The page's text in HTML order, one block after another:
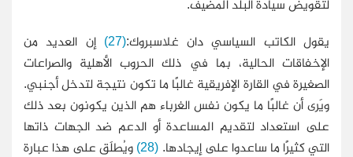
لتقويض سيادة البلد المضيف.
يقول الكاتب السياسي دان غلاسبروك:(27)
إن العديد من
الإخفاقات الحالية، بما في ذلك الحروب الأهلية والصراعات
الصغيرة في القارة الإفريقية غالبًا ما تكون نتيجة لتدخل أجنبي.
ويَرى أن غالبًا ما يكون نفس الغرباء هم الذين يكونون بعد ذلك
على استعداد لتقديم المساعدة أو الدعم ضد الجهات ذاتها
التي كثيرًا ما ساعدوا على إيجادها. (28)
ويُطلَق على هذا عبارة